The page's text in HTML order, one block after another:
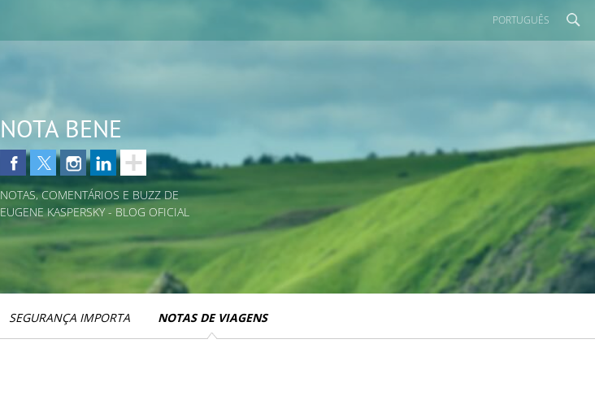
PORTUGUÊS
NOTA BENE
NOTAS, COMENTÁRIOS E BUZZ DE
EUGENE KASPERSKY - BLOG OFICIAL
SEGURANÇA IMPORTA NOTAS DE VIAGENS